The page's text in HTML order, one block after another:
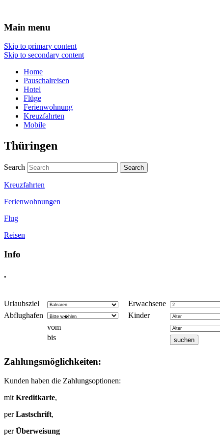
Urlaub
Main menu
Skip to primary content
Skip to secondary content
Home
Pauschalreisen
Hotel
Flüge
Ferienwohnung
Kreuzfahrten
Mobile
Thüringen
Search
Kreuzfahrten
Ferienwohnungen
Flug
Reisen
Info
.
Urlaubsziel
Erwachsene
Abflughafen
Kinder
vom
bis
Zahlungsmöglichkeiten:
Kunden haben die Zahlungsoptionen:
mit Kreditkarte,
perLastschrift,
perÜberweisung